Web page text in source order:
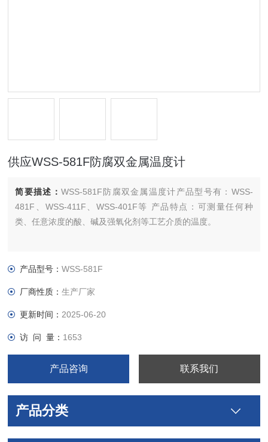
供应WSS-581F防腐双金属温度计
简要描述： WSS-581F防腐双金属温度计产品型号有：WSS-
481F、WSS-411F、WSS-401F等 产品特点：可测量任何种
类、任意浓度的酸、碱及强氧化剂等工艺介质的温度。
产品型号：WSS-581F
厂商性质：生产厂家
更新时间： 2025-06-20
访 问 量： 1653
产品咨询 联系我们
产品分类